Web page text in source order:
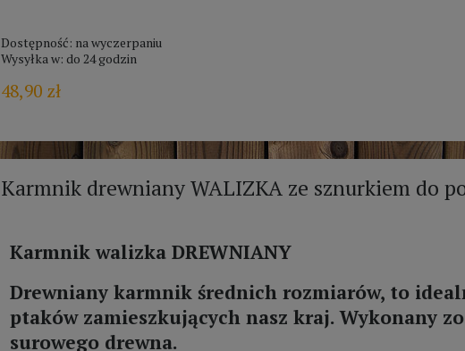
Dostępność: na wyczerpaniu
Wysyłka w: do 24 godzin
48,90 zł
Karmnik drewniany WALIZKA ze sznurkiem do
Karmnik walizka DREWNIANY
Drewniany karmnik średnich rozmiarów, to
ptaków zamieszkujących nasz kraj. Wykonany
surowego drewna.